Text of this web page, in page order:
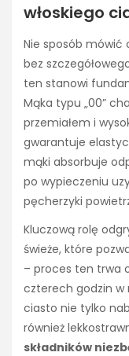
włoskiego
Nie sposób mówić
bez
ten stanowi
Mąka typu „00”
przemiałem i
gwarantuje
mąki absorbuje
po wypieczeniu
pęcherzyki
Kluczową rolę
świeże, które
– proces ten trwa
czterech godzin w
ciasto nie tylko
również
składników